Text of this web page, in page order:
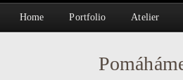
Home Portfolio Atelier